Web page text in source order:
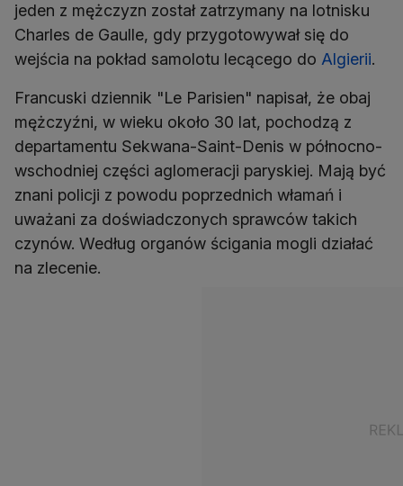
jeden z mężczyzn został zatrzymany na lotnisku
Charles de Gaulle, gdy przygotowywał się do
wejścia na pokład samolotu lecącego do Algierii.
Francuski dziennik "Le Parisien" napisał, że obaj
mężczyźni, w wieku około 30 lat, pochodzą z
departamentu Sekwana-Saint-Denis w północno-
wschodniej części aglomeracji paryskiej. Mają być
znani policji z powodu poprzednich włamań i
uważani za doświadczonych sprawców takich
czynów. Według organów ścigania mogli działać
na zlecenie.